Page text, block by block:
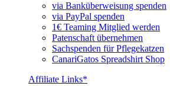
via Banküberweisung spenden
via PayPal spenden
1€ Teaming Mitglied werden
Patenschaft übernehmen
Sachspenden für Pflegekatzen
CanariGatos Spreadshirt Shop
Affiliate Links*